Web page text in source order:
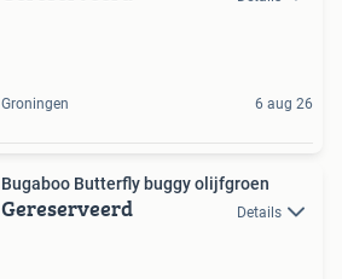
Groningen 6 aug 26
Bugaboo Butterfly buggy olijfgroen
Gereserveerd Details